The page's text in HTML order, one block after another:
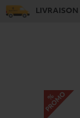
LIVRAISON